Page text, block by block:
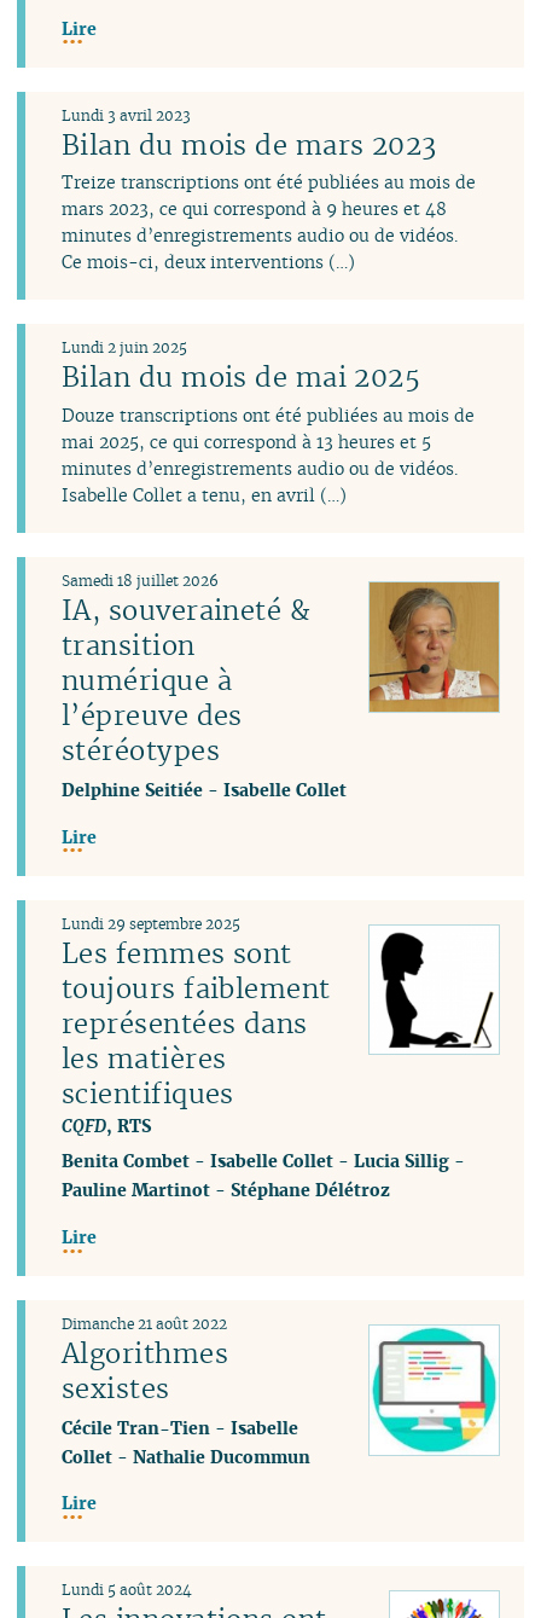
Lire
Bilan du mois de mars 2023
Lundi 3 avril 2023
Treize transcriptions ont été publiées au mois de
mars 2023, ce qui correspond à 9 heures et 48
minutes d’enregistrements audio ou de vidéos.
Ce mois-ci, deux interventions (…)
Bilan du mois de mai 2025
Lundi 2 juin 2025
Douze transcriptions ont été publiées au mois de
mai 2025, ce qui correspond à 13 heures et 5
minutes d’enregistrements audio ou de vidéos.
Isabelle Collet a tenu, en avril (…)
IA, souveraineté &
transition
numérique à
l’épreuve des
stéréotypes
Samedi 18 juillet 2026
Delphine Seitiée -Isabelle Collet
Lire
Les femmes sont
toujours faiblement
représentées dans
les matières
scientifiques
CQFD, RTS
Lundi 29 septembre 2025
Benita Combet -Isabelle Collet -Lucia Sillig -
Pauline Martinot -Stéphane Délétroz
Lire
Algorithmes
sexistes
Dimanche 21 août 2022
Cécile Tran-Tien -Isabelle
Collet -Nathalie Ducommun
Lire
Lundi 5 août 2024